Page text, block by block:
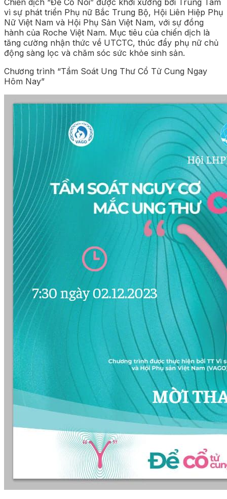
vì sự phát triển Phụ nữ Bắc Trung Bộ, Hội Liên Hiệp Phụ
Nữ Việt Nam và Hội Phụ Sản Việt Nam, với sự đồng
hành của Roche Việt Nam. Mục tiêu của chiến dịch là
tăng cường nhận thức về UTCTC, thúc đẩy phụ nữ chủ
động sàng lọc và chăm sóc sức khỏe sinh sản.
Chương trình “Tầm Soát Ung Thư Cổ Tử Cung Ngay
Hôm Nay”